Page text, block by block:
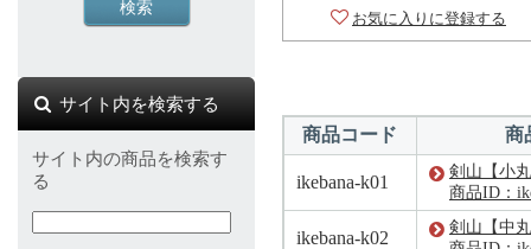
お気に入りに登録する
商品コード 商
ikebana-k01
剣山【小
商品ID：
ikebana-k02
剣山【中
サイト内を検索する
サイト内の商品を検索す
る